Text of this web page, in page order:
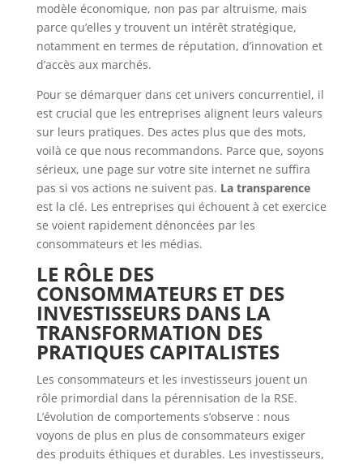
modèle économique, non pas par altruisme, mais
parce qu’elles y trouvent un intérêt stratégique,
notamment en termes de réputation, d’innovation et
d’accès aux marchés.
Pour se démarquer dans cet univers concurrentiel, il
est crucial que les entreprises alignent leurs valeurs
sur leurs pratiques. Des actes plus que des mots,
voilà ce que nous recommandons. Parce que, soyons
sérieux, une page sur votre site internet ne suffira
pas si vos actions ne suivent pas. La transparence
est la clé. Les entreprises qui échouent à cet exercice
se voient rapidement dénoncées par les
consommateurs et les médias.
LE RÔLE DES
CONSOMMATEURS ET DES
INVESTISSEURS DANS LA
TRANSFORMATION DES
PRATIQUES CAPITALISTES
Les consommateurs et les investisseurs jouent un
rôle primordial dans la pérennisation de la RSE.
L’évolution de comportements s’observe : nous
voyons de plus en plus de consommateurs exiger
des produits éthiques et durables. Les investisseurs,